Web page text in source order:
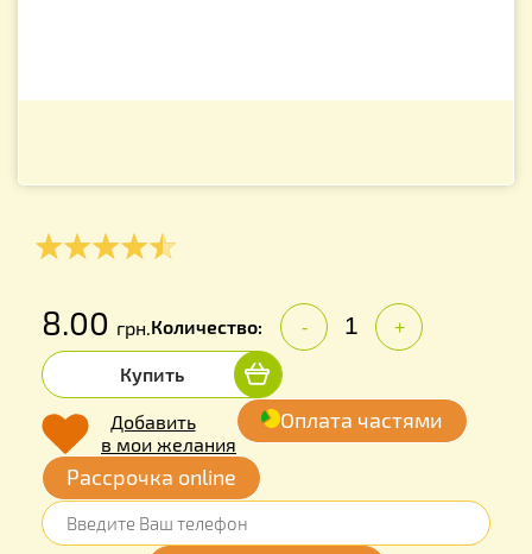
8.00 грн.Количество: - +
Купить
Добавить
в мои желания
Оплата частями
Рассрочка online